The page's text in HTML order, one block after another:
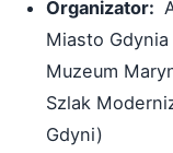
Organizator:
Miasto
Muzeum
Szlak
Gdyni)